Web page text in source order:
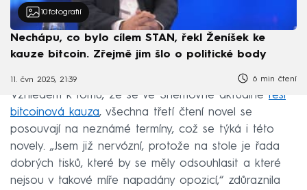
10 fotografií
Nechápu, co bylo cílem STAN, řekl Ženíšek ke
kauze bitcoin. Zřejmě jim šlo o politické body
11. čvn 2025, 21:39 6 min čtení
Vzhledem k tomu, že se ve Sněmovně aktuálně řeší
bitcoinová kauza, všechna třetí čtení novel se
posouvají na neznámé termíny, což se týká i této
novely. „Jsem již nervózní, protože na stole je řada
dobrých tisků, které by se měly odsouhlasit a které
nejsou v takové míře napadány opozicí,“ zdůraznila